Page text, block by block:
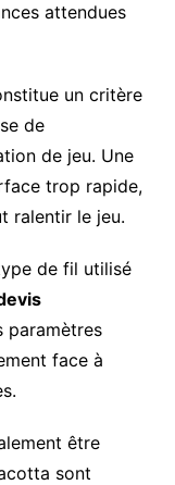
attendues
un critère
de
de jeu. Une
trop rapide,
ralentir le jeu.
de fil utilisé
paramètres
face à
être
sont